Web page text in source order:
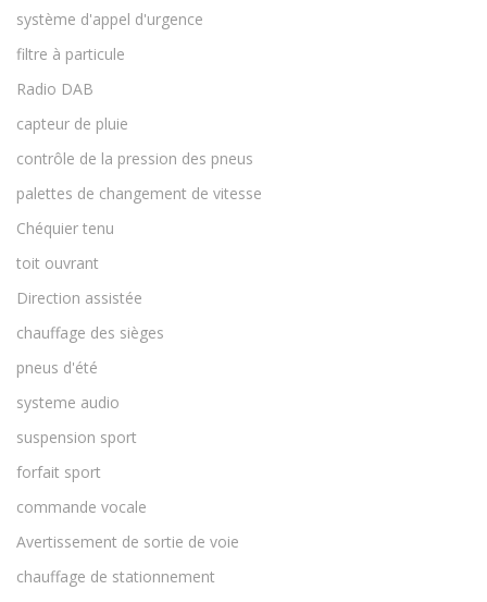
système d'appel d'urgence
filtre à particule
Radio DAB
capteur de pluie
contrôle de la pression des pneus
palettes de changement de vitesse
Chéquier tenu
toit ouvrant
Direction assistée
chauffage des sièges
pneus d'été
systeme audio
suspension sport
forfait sport
commande vocale
Avertissement de sortie de voie
chauffage de stationnement